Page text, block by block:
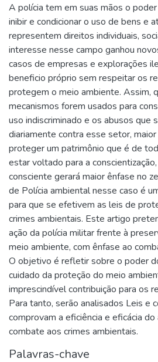
A polícia tem em suas mãos o
inibir e condicionar o uso de bens e
representem direitos individuais,
interesse nesse campo ganhou
casos de empresas e explorações
beneficio próprio sem respeitar os
protegem o meio ambiente. Assim,
mecanismos forem usados para
uso indiscriminado e os abusos que
diariamente contra esse setor,
proteger um patrimônio que é de
estar voltado para a
consciente gerará maior ênfase no
de Polícia ambiental nesse caso é
para que se efetivem as leis de
crimes ambientais. Este artigo
ação da polícia militar frente à
meio ambiente, com ênfase ao
O objetivo é refletir sobre o poder
cuidado da proteção do meio
imprescindível contribuição para os
Para tanto, serão analisados Leis e
comprovam a eficiência e eficácia
combate aos crimes ambientais.
Palavras-chave